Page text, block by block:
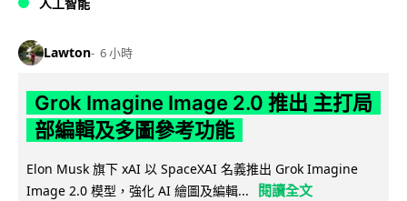
Lawton 6 小時
Grok Imagine Image 2.0 推出 主打局
部編輯及多圖參考功能
Elon Musk 旗下 xAI 以 SpaceXAI 名義推出 Grok Imagine
Image 2.0 模型，強化 AI 繪圖及編輯...
閱讀全文